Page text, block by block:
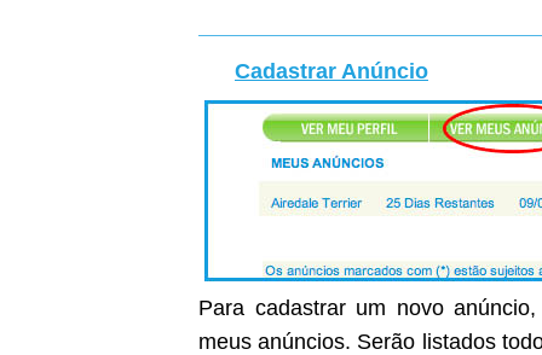
Cadastrar Anúncio
Para cadastrar um novo anúncio,
meus anúncios. Serão listados